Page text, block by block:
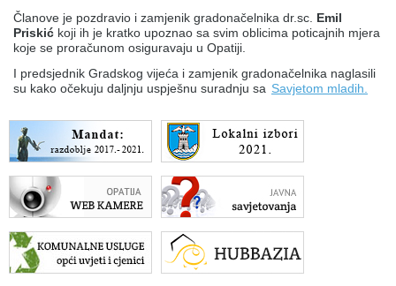
Članove je pozdravio i zamjenik gradonačelnika dr.sc. Emil
Priskić koji ih je kratko upoznao sa svim oblicima poticajnih mjera
koje se proračunom osiguravaju u Opatiji.
I predsjednik Gradskog vijeća i zamjenik gradonačelnika naglasili
su kako očekuju daljnju uspješnu suradnju sa Savjetom mladih.